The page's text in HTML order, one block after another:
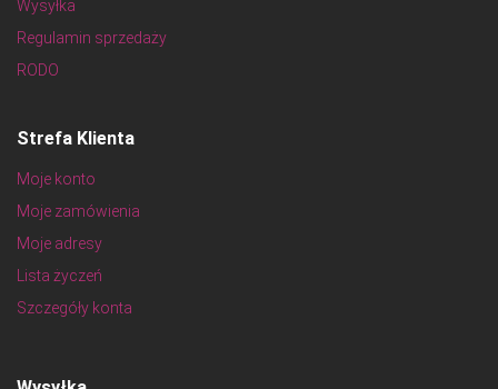
Wysyłka
Regulamin sprzedaży
RODO
Strefa Klienta
Moje konto
Moje zamówienia
Moje adresy
Lista życzeń
Szczegóły konta